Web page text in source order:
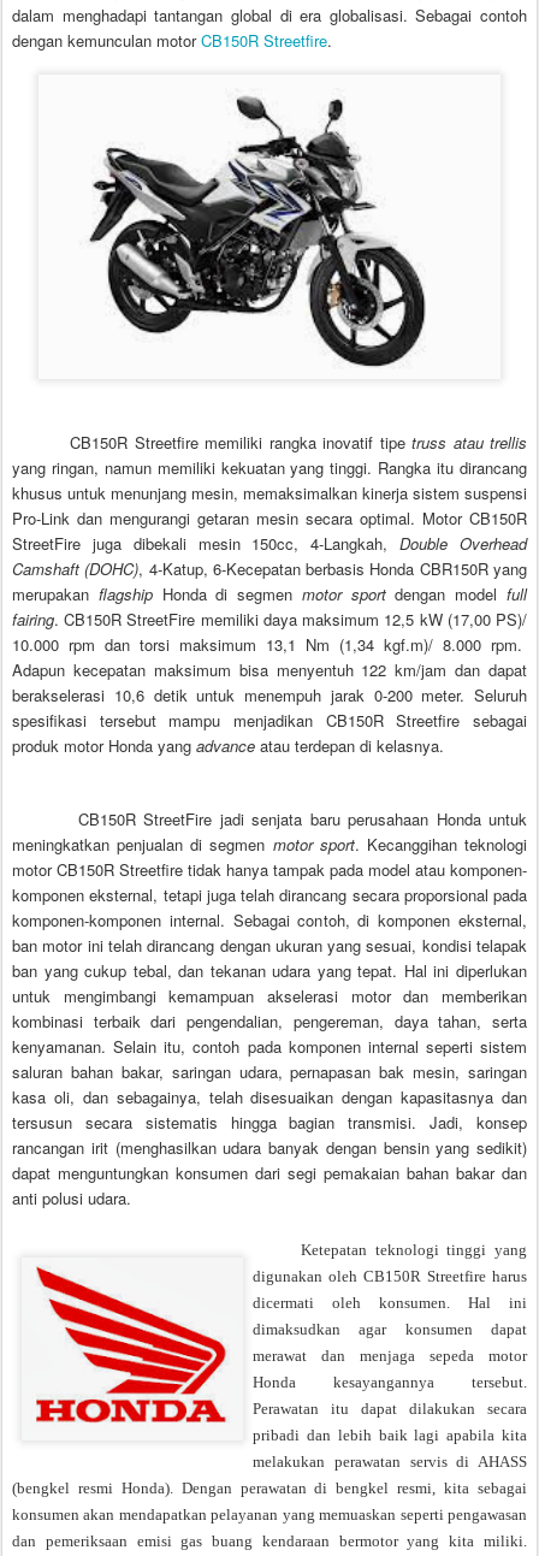
dalam menghadapi tantangan global di era globalisasi. Sebagai contoh
dengan kemunculan motorCB150R Streetfire.
CB150R Streetfire memiliki rangka inovatif tipe truss atau trellis
yang ringan, namun memiliki kekuatan yang tinggi. Rangka itu dirancang
khusus untuk menunjang mesin, memaksimalkan kinerja sistem suspensi
Pro-Link dan mengurangi getaran mesin secara optimal. Motor CB150R
StreetFire juga dibekali mesin 150cc, 4-Langkah,Double Overhead
Camshaft (DOHC), 4-Katup, 6-Kecepatan berbasis Honda CBR150R yang
merupakan flagshipHonda di segmen motor sportdengan modelfull
fairing. CB150R StreetFire memiliki daya maksimum 12,5 kW (17,00 PS)/
10.000 rpm dan torsi maksimum 13,1 Nm (1,34 kgf.m)/ 8.000 rpm.
Adapun kecepatan maksimum bisa menyentuh 122 km/jam dan dapat
berakselerasi 10,6 detik untuk menempuh jarak 0-200 meter. Seluruh
spesifikasi tersebut mampu menjadikan CB150R Streetfire sebagai
produk motor Honda yang advance atau terdepan di kelasnya.
CB150R StreetFire jadi senjata baru perusahaan Honda untuk
meningkatkan penjualan di segmen motor sport. Kecanggihan teknologi
motor CB150R Streetfire tidak hanya tampak pada model atau komponen-
komponen eksternal, tetapi juga telah dirancang secara proporsional pada
komponen-komponen internal. Sebagai contoh, di komponen eksternal,
ban motor ini telah dirancang dengan ukuran yang sesuai, kondisi telapak
ban yang cukup tebal, dan tekanan udara yang tepat. Hal ini diperlukan
untuk mengimbangi kemampuan akselerasi motor dan memberikan
kombinasi terbaik dari pengendalian, pengereman, daya tahan, serta
kenyamanan. Selain itu, contoh pada komponen internal seperti sistem
saluran bahan bakar, saringan udara, pernapasan bak mesin, saringan
kasa oli, dan sebagainya, telah disesuaikan dengan kapasitasnya dan
tersusun secara sistematis hingga bagian transmisi. Jadi, konsep
rancangan irit (menghasilkan udara banyak dengan bensin yang sedikit)
dapat menguntungkan konsumen dari segi pemakaian bahan bakar dan
anti polusi udara.
Ketepatan teknologi tinggi yang
digunakan oleh CB150R Streetfire harus
dicermati oleh konsumen. Hal ini
dimaksudkan agar konsumen dapat
merawat dan menjaga sepeda motor
Honda kesayangannya tersebut.
Perawatan itu dapat dilakukan secara
pribadi dan lebih baik lagi apabila kita
melakukan perawatan servis di AHASS
(bengkel resmi Honda). Dengan perawatan di bengkel resmi, kita sebagai
konsumen akan mendapatkan pelayanan yang memuaskan seperti pengawasan
dan pemeriksaan emisi gas buang kendaraan bermotor yang kita miliki.